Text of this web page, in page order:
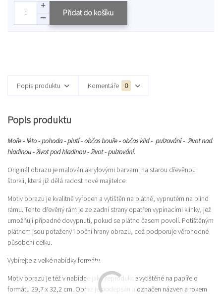
Přidat do košíku
Popis produktu Komentáře 0
Popis produktu
Moře - léto - pohoda - plutí - občas bouře - občas klid - pulzování - život nad
hladinou - život pod hladinou - život - pulzování.
Originál obrazu je malován akrylovými barvami na starou dřevěnou
štorkli, která již dělá radost nové majitelce.
Motiv obrazu je kvalitně vyfocen a vytištěn na plátně, vypnutém na blind
rámu. Tento dřevěný rám je ze zadní strany opatřen vypínacími klínky, jež
umožňují případné dovypnutí, pokud se plátno časem povolí. Potištěným
plátnem jsou potaženy i boční hrany obrazu, což podporuje věrohodné
působení celku.
Vybírejte z velké nabídky formátu.
Motiv obrazu je též v nabídce jako reprodukce vytištěné na papíře o
formátu 29,7 x 32,2 cm. Obraz je podepsán a označen názven a rokem